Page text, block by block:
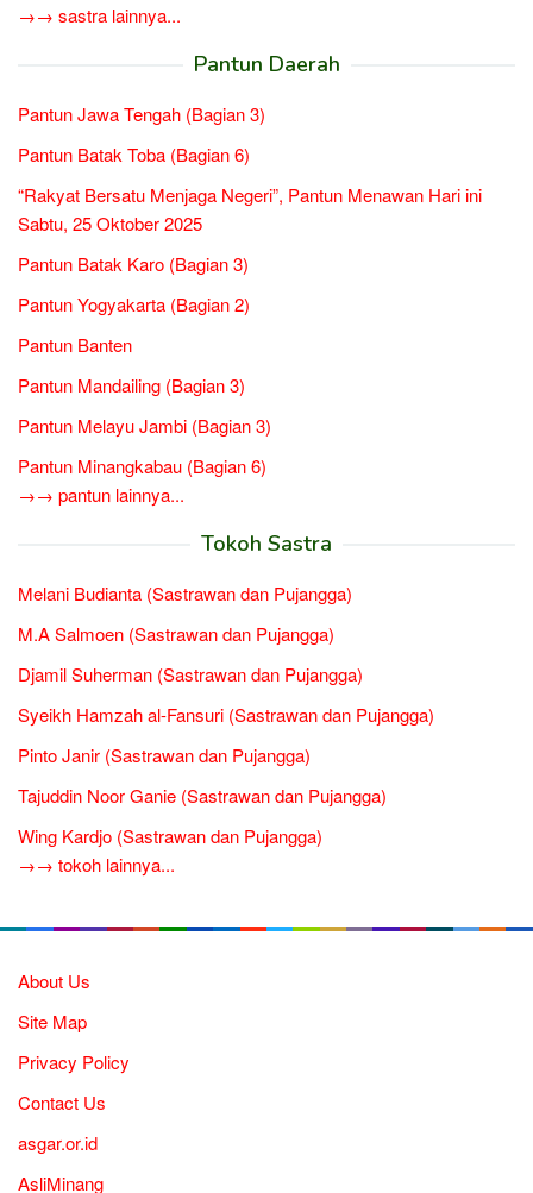
→→ sastra lainnya...
Pantun Daerah
Pantun Jawa Tengah (Bagian 3)
Pantun Batak Toba (Bagian 6)
“Rakyat Bersatu Menjaga Negeri”, Pantun Menawan Hari ini
Sabtu, 25 Oktober 2025
Pantun Batak Karo (Bagian 3)
Pantun Yogyakarta (Bagian 2)
Pantun Banten
Pantun Mandailing (Bagian 3)
Pantun Melayu Jambi (Bagian 3)
Pantun Minangkabau (Bagian 6)
→→ pantun lainnya...
Tokoh Sastra
Melani Budianta (Sastrawan dan Pujangga)
M.A Salmoen (Sastrawan dan Pujangga)
Djamil Suherman (Sastrawan dan Pujangga)
Syeikh Hamzah al-Fansuri (Sastrawan dan Pujangga)
Pinto Janir (Sastrawan dan Pujangga)
Tajuddin Noor Ganie (Sastrawan dan Pujangga)
Wing Kardjo (Sastrawan dan Pujangga)
→→ tokoh lainnya...
About Us
Site Map
Privacy Policy
Contact Us
asgar.or.id
AsliMinang